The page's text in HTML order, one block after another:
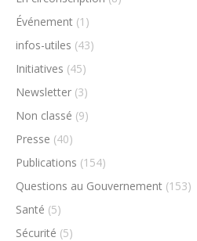
Événement (1)
infos-utiles (43)
Initiatives (45)
Newsletter (3)
Non classé (9)
Presse (40)
Publications (154)
Questions au Gouvernement (153)
Santé (5)
Sécurité (5)